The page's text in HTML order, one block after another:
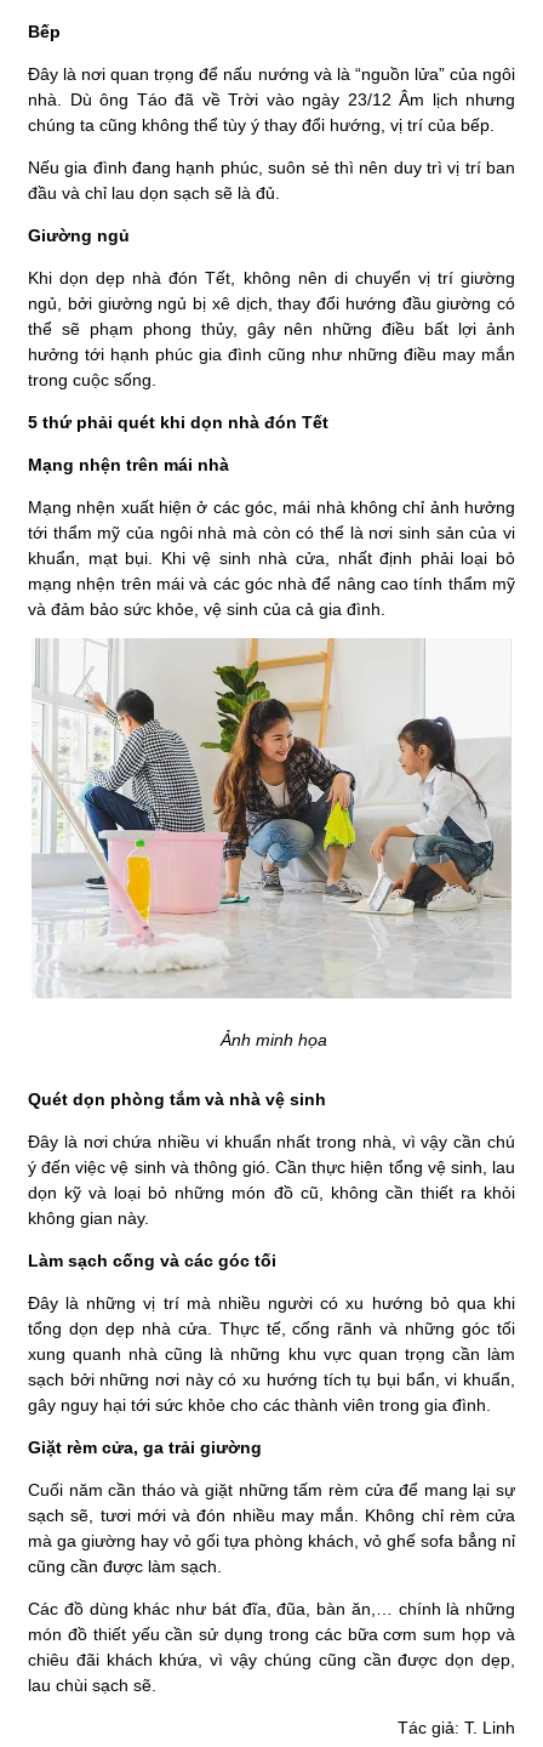
Bếp
Đây là nơi quan trọng để nấu nướng và là “nguồn lửa” của ngôi
nhà. Dù ông Táo đã về Trời vào ngày 23/12 Âm lịch nhưng
chúng ta cũng không thể tùy ý thay đổi hướng, vị trí của bếp.
Nếu gia đình đang hạnh phúc, suôn sẻ thì nên duy trì vị trí ban
đầu và chỉ lau dọn sạch sẽ là đủ.
Giường ngủ
Khi dọn dẹp nhà đón Tết, không nên di chuyển vị trí giường
ngủ, bởi giường ngủ bị xê dịch, thay đổi hướng đầu giường có
thể sẽ phạm phong thủy, gây nên những điều bất lợi ảnh
hưởng tới hạnh phúc gia đình cũng như những điều may mắn
trong cuộc sống.
5 thứ phải quét khi dọn nhà đón Tết
Mạng nhện trên mái nhà
Mạng nhện xuất hiện ở các góc, mái nhà không chỉ ảnh hưởng
tới thẩm mỹ của ngôi nhà mà còn có thể là nơi sinh sản của vi
khuẩn, mạt bụi. Khi vệ sinh nhà cửa, nhất định phải loại bỏ
mạng nhện trên mái và các góc nhà để nâng cao tính thẩm mỹ
và đảm bảo sức khỏe, vệ sinh của cả gia đình.
Ảnh minh họa
Quét dọn phòng tắm và nhà vệ sinh
Đây là nơi chứa nhiều vi khuẩn nhất trong nhà, vì vậy cần chú
ý đến việc vệ sinh và thông gió. Cần thực hiện tổng vệ sinh, lau
dọn kỹ và loại bỏ những món đồ cũ, không cần thiết ra khỏi
không gian này.
Làm sạch cống và các góc tối
Đây là những vị trí mà nhiều người có xu hướng bỏ qua khi
tổng dọn dẹp nhà cửa. Thực tế, cống rãnh và những góc tối
xung quanh nhà cũng là những khu vực quan trọng cần làm
sạch bởi những nơi này có xu hướng tích tụ bụi bẩn, vi khuẩn,
gây nguy hại tới sức khỏe cho các thành viên trong gia đình.
Giặt rèm cửa, ga trải giường
Cuối năm cần tháo và giặt những tấm rèm cửa để mang lại sự
sạch sẽ, tươi mới và đón nhiều may mắn. Không chỉ rèm cửa
mà ga giường hay vỏ gối tựa phòng khách, vỏ ghế sofa bẳng nỉ
cũng cần được làm sạch.
Các đồ dùng khác như bát đĩa, đũa, bàn ăn,… chính là những
món đồ thiết yếu cần sử dụng trong các bữa cơm sum họp và
chiêu đãi khách khứa, vì vậy chúng cũng cần được dọn dẹp,
lau chùi sạch sẽ.
Tác giả: T. Linh